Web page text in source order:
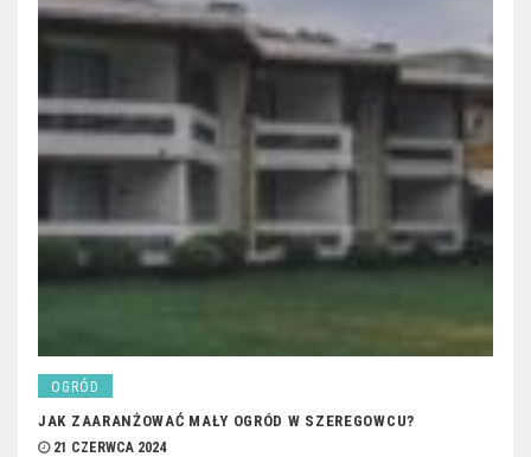
OGRÓD
JAK ZAARANŻOWAĆ MAŁY OGRÓD W SZEREGOWCU?
21 CZERWCA 2024